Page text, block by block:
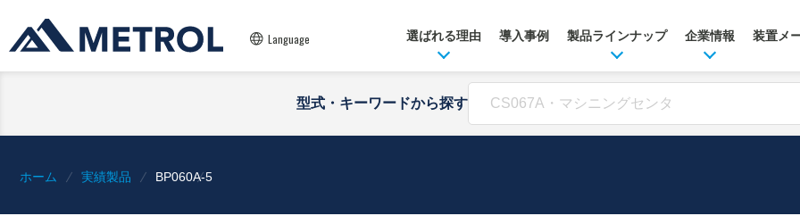
Language 選ばれる理由 導入事例 製品ラインナップ 企業情報 装置メ
型式・キーワードから探す
ホーム 実績製品 BP060A-5